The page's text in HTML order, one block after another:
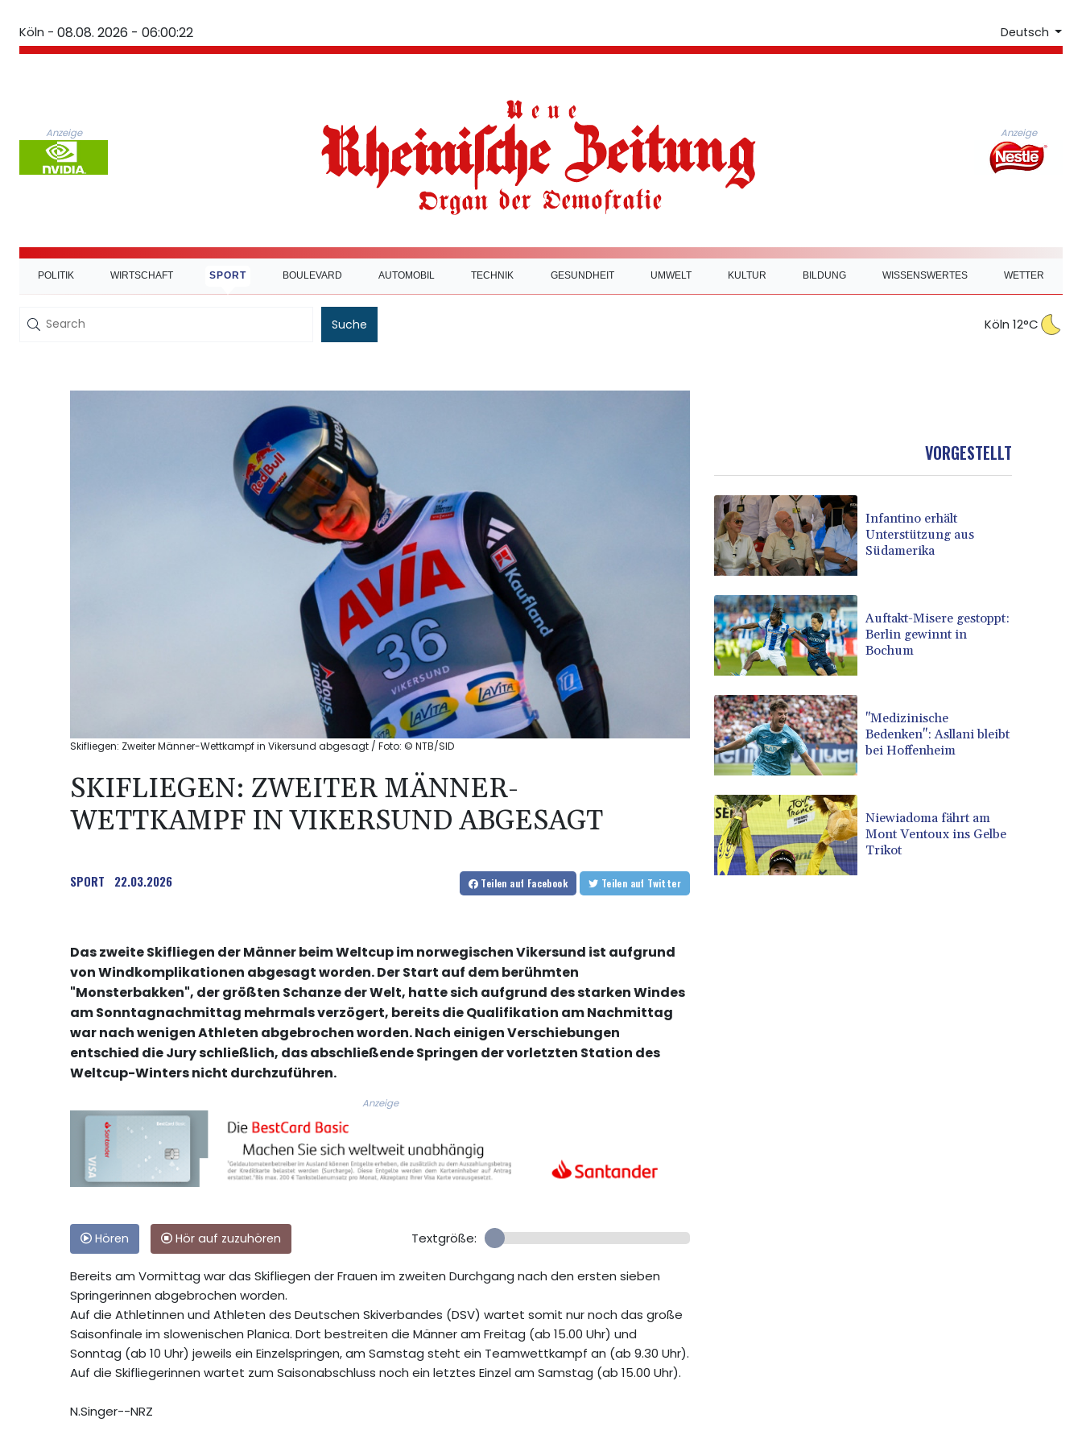
Köln - 08.08. 2026 - 06:00:22 Deutsch
Anzeige Anzeige
POLITIK WIRTSCHAFT SPORT BOULEVARD AUTOMOBIL TECHNIK GESUNDHEIT UMWELT KULTUR BILDUNG WISSENSWERTES WETTER
Suche Köln 12°C
Skifliegen: Zweiter Männer-Wettkampf in Vikersund abgesagt / Foto: © NTB/SID
SKIFLIEGEN: ZWEITER MÄNNER-
WETTKAMPF IN VIKERSUND ABGESAGT
SPORT 22.03.2026 Teilen auf Facebook Teilen auf Twitter
Das zweite Skifliegen der Männer beim Weltcup im norwegischen Vikersund ist aufgrund
von Windkomplikationen abgesagt worden. Der Start auf dem berühmten
"Monsterbakken", der größten Schanze der Welt, hatte sich aufgrund des starken Windes
am Sonntagnachmittag mehrmals verzögert, bereits die Qualifikation am Nachmittag
war nach wenigen Athleten abgebrochen worden. Nach einigen Verschiebungen
entschied die Jury schließlich, das abschließende Springen der vorletzten Station des
Weltcup-Winters nicht durchzuführen.
Anzeige
Hören Hör auf zuzuhören Textgröße:
Bereits am Vormittag war das Skifliegen der Frauen im zweiten Durchgang nach den ersten sieben
Springerinnen abgebrochen worden.
Auf die Athletinnen und Athleten des Deutschen Skiverbandes (DSV) wartet somit nur noch das große
Saisonfinale im slowenischen Planica. Dort bestreiten die Männer am Freitag (ab 15.00 Uhr) und
Sonntag (ab 10 Uhr) jeweils ein Einzelspringen, am Samstag steht ein Teamwettkampf an (ab 9.30 Uhr).
Auf die Skifliegerinnen wartet zum Saisonabschluss noch ein letztes Einzel am Samstag (ab 15.00 Uhr).
N.Singer--NRZ
VORGESTELLT
Infantino erhält
Unterstützung aus
Südamerika
Auftakt-Misere gestoppt:
Berlin gewinnt in
Bochum
"Medizinische
Bedenken": Asllani bleibt
bei Hoffenheim
Niewiadoma fährt am
Mont Ventoux ins Gelbe
Trikot